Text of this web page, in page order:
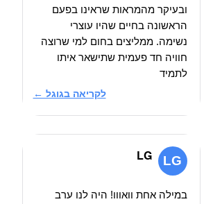
ובעיקר מהמראות שראינו בפעם
הראשונה בחיים שהיו עוצרי
נשימה. ממליצים בחום למי שרוצה
חוויה חד פעמית שתישאר איתו
לתמיד
לקריאה בגוגל ←
LG LG
במילה אחת וואווו! היה לנו ערב